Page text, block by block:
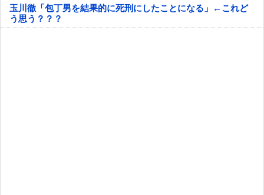
玉川徹「包丁男を結果的に死刑にしたことになる」←これど
う思う？？？